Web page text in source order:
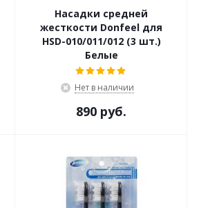
Насадки средней
жесткости Donfeel для
HSD-010/011/012 (3 шт.)
Белые
Нет в наличии
890 руб.